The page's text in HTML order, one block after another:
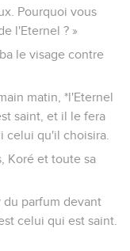
Pourquoi vous
l'Eternel ? »
le visage contre
matin, *l'Eternel
saint, et il le fera
celui qu'il choisira.
Koré et toute sa
parfum devant
celui qui est saint.